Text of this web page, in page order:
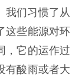
我们习惯了从
这些能源对环
，它的运作过
有酸雨或者大